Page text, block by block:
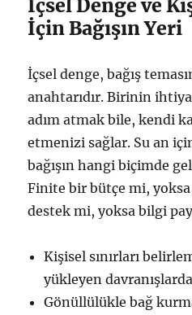
İçsel Denge ve
İçin Bağışın Yeri
İçsel denge, bağış
anahtarıdır. Birinin
adım atmak bile, kendi
etmenizi sağlar. Su an
bağışın hangi biçimde
Finite bir bütçe mi, yoksa
destek mi, yoksa bilgi
Kişisel sınırları
yükleyen
Gönüllülükle bağ